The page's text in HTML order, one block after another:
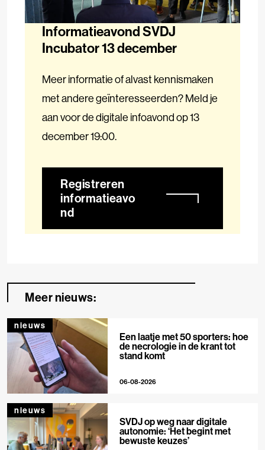
Informatieavond SVDJ
Incubator 13 december
Meer informatie of alvast kennismaken
met andere geïnteresseerden? Meld je
aan voor de digitale infoavond op 13
december 19:00.
Registreren
informatieavo
nd
Meer nieuws:
nieuws
Een laatje met 50 sporters: hoe
de necrologie in de krant tot
stand komt
06-08-2026
nieuws
SVDJ op weg naar digitale
autonomie: ‘Het begint met
bewuste keuzes’